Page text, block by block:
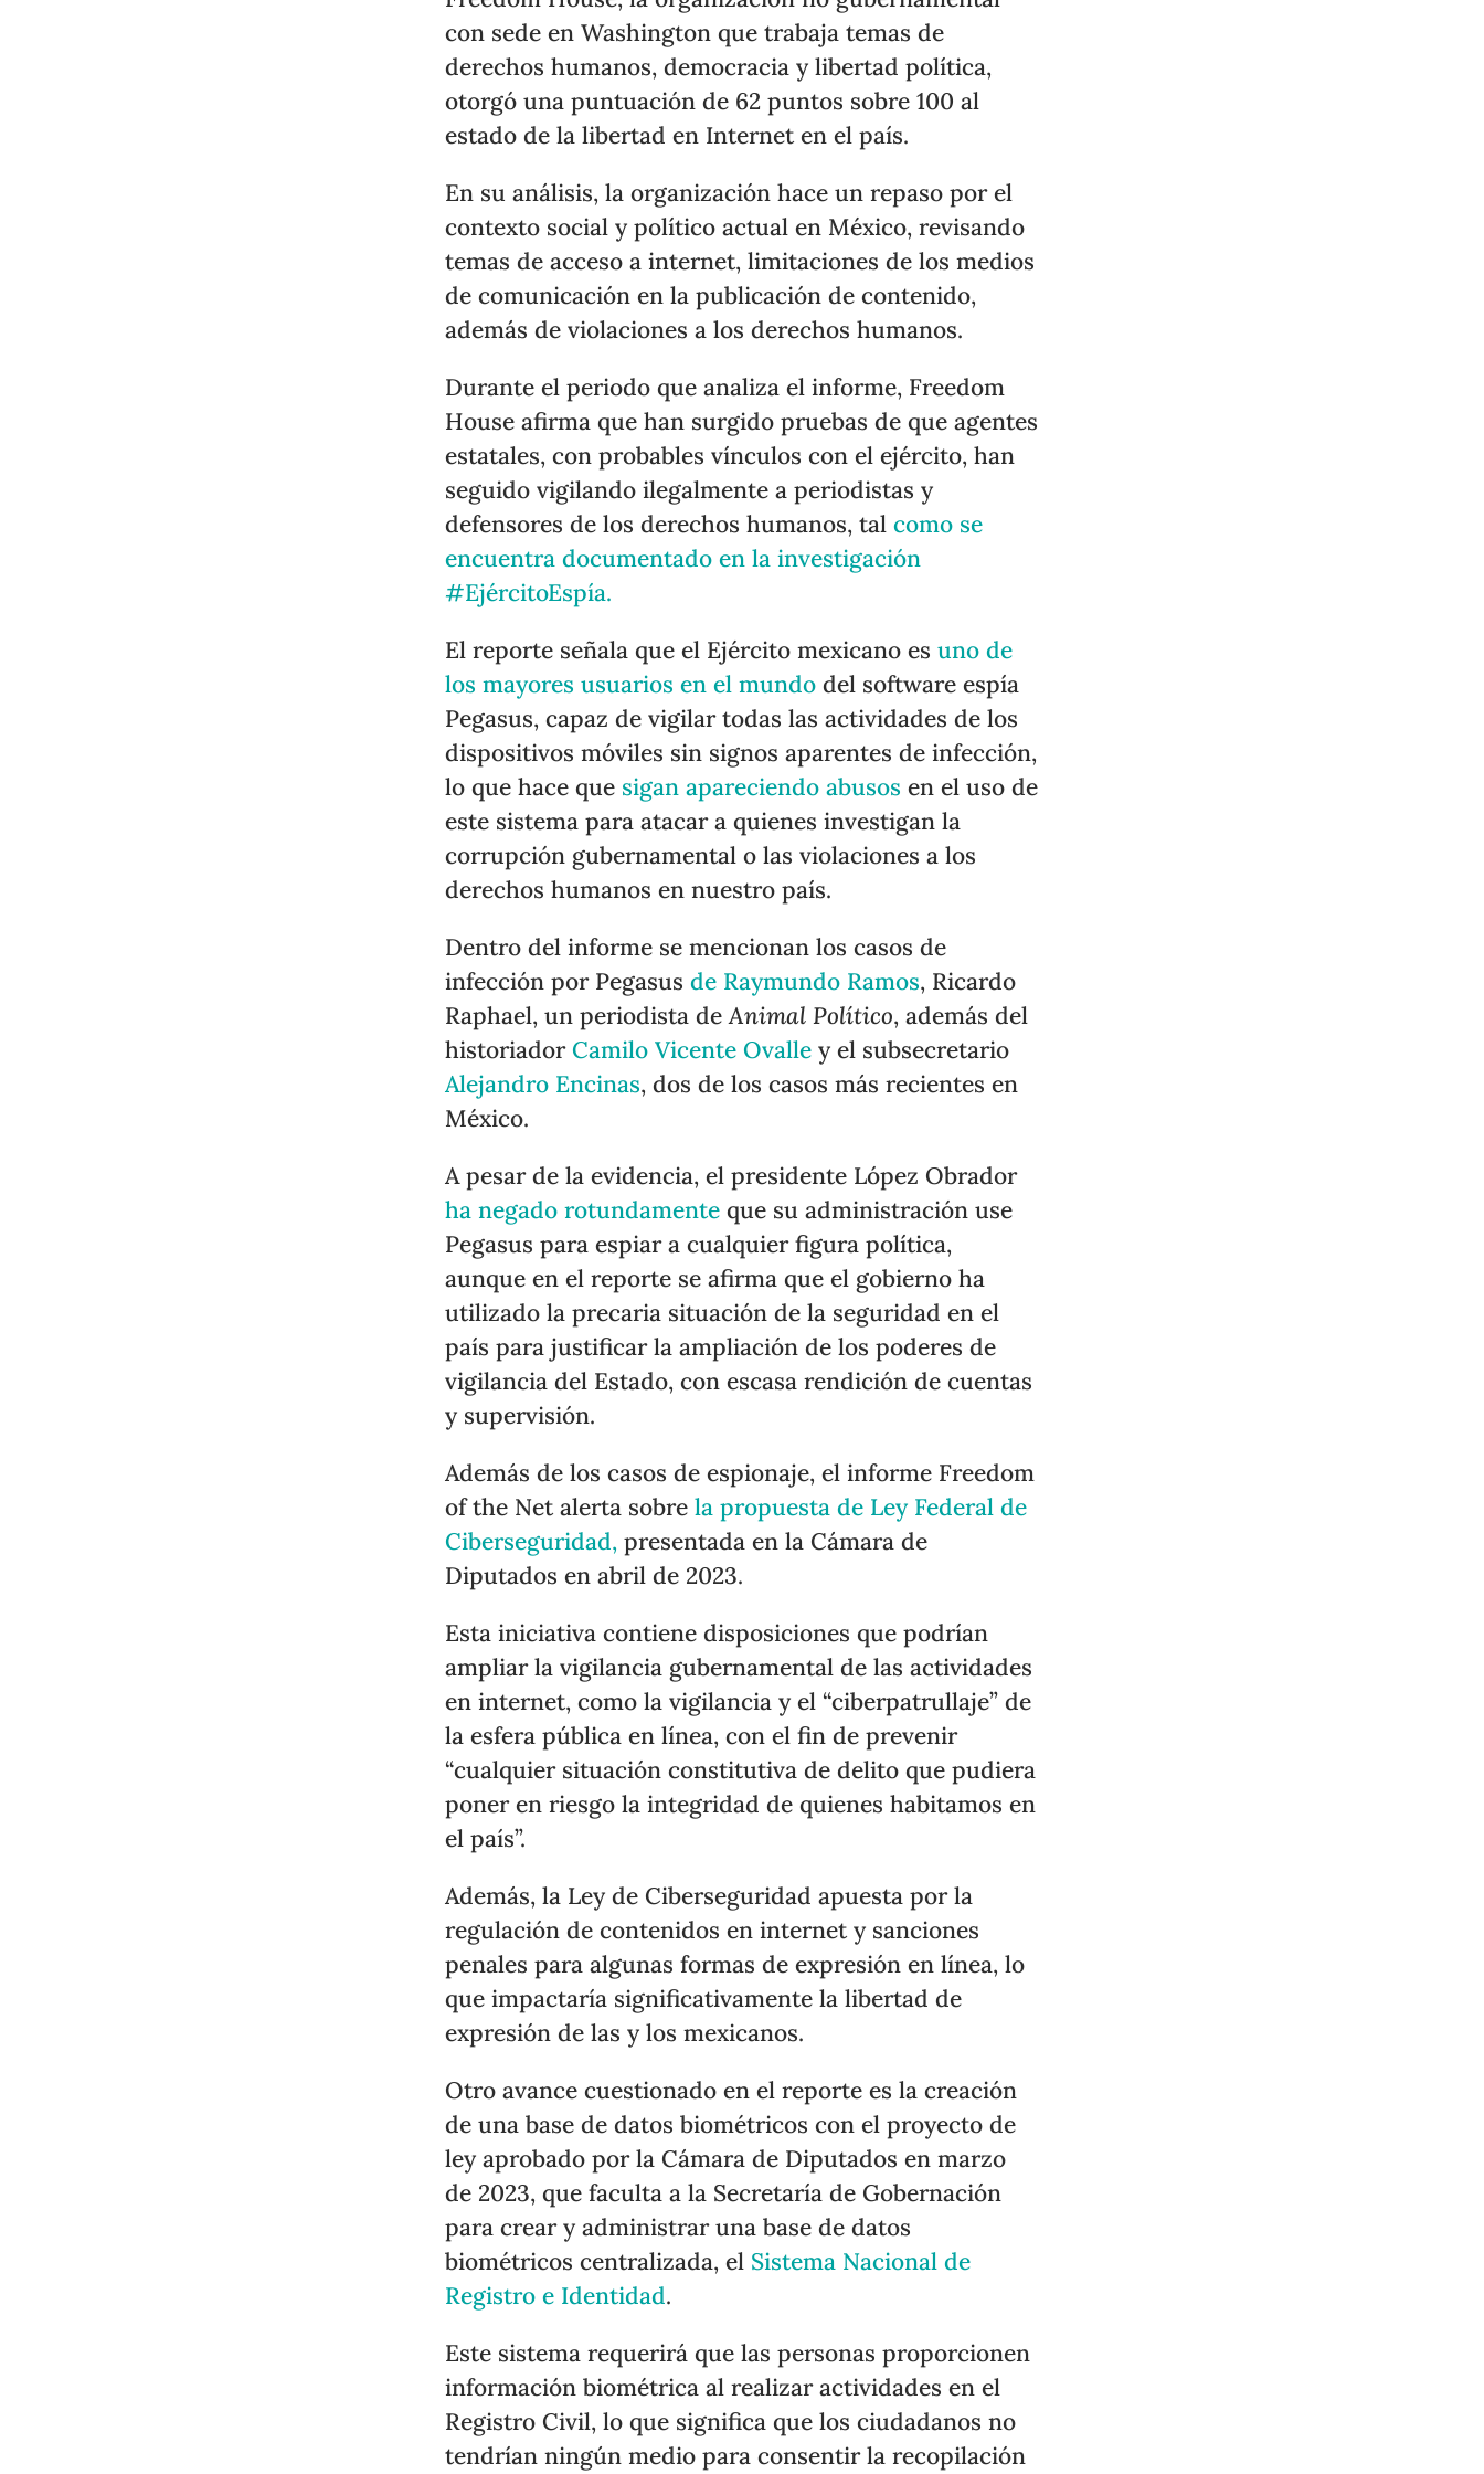
con sede en Washington que trabaja temas de
derechos humanos, democracia y libertad política,
otorgó una puntuación de 62 puntos sobre 100 al
estado de la libertad en Internet en el país.
En su análisis, la organización hace un repaso por el
contexto social y político actual en México, revisando
temas de acceso a internet, limitaciones de los medios
de comunicación en la publicación de contenido,
además de violaciones a los derechos humanos.
Durante el periodo que analiza el informe, Freedom
House afirma que han surgido pruebas de que agentes
estatales, con probables vínculos con el ejército, han
seguido vigilando ilegalmente a periodistas y
defensores de los derechos humanos, talcomo se
encuentra documentado en la investigación
#EjércitoEspía.
El reporte señala que el Ejército mexicano es uno de
los mayores usuarios en el mundo del software espía
Pegasus, capaz de vigilar todas las actividades de los
dispositivos móviles sin signos aparentes de infección,
lo que hace que sigan apareciendo abusos en el uso de
este sistema para atacar a quienes investigan la
corrupción gubernamental o las violaciones a los
derechos humanos en nuestro país.
Dentro del informe se mencionan los casos de
infección por Pegasusde Raymundo Ramos, Ricardo
Raphael, un periodista deAnimal Político, además del
historiadorCamilo Vicente Ovalle y el subsecretario
Alejandro Encinas, dos de los casos más recientes en
México.
A pesar de la evidencia, el presidente López Obrador
ha negado rotundamente que su administración use
Pegasus para espiar a cualquier figura política,
aunque en el reporte se afirma que el gobierno ha
utilizado la precaria situación de la seguridad en el
país para justificar la ampliación de los poderes de
vigilancia del Estado, con escasa rendición de cuentas
y supervisión.
Además de los casos de espionaje, el informe Freedom
of the Net alerta sobrela propuesta de Ley Federal de
Ciberseguridad,presentada en la Cámara de
Diputados en abril de 2023.
Esta iniciativa contiene disposiciones que podrían
ampliar la vigilancia gubernamental de las actividades
en internet, como la vigilancia y el “ciberpatrullaje” de
la esfera pública en línea, con el fin de prevenir
“cualquier situación constitutiva de delito que pudiera
poner en riesgo la integridad de quienes habitamos en
el país”.
Además, la Ley de Ciberseguridad apuesta por la
regulación de contenidos en internet y sanciones
penales para algunas formas de expresión en línea, lo
que impactaría significativamente la libertad de
expresión de las y los mexicanos.
Otro avance cuestionado en el reporte es la creación
de una base de datos biométricos con el proyecto de
ley aprobado por la Cámara de Diputados en marzo
de 2023, que faculta a la Secretaría de Gobernación
para crear y administrar una base de datos
biométricos centralizada, el Sistema Nacional de
Registro e Identidad.
Este sistema requerirá que las personas proporcionen
información biométrica al realizar actividades en el
Registro Civil, lo que significa que los ciudadanos no
tendrían ningún medio para consentir la recopilación